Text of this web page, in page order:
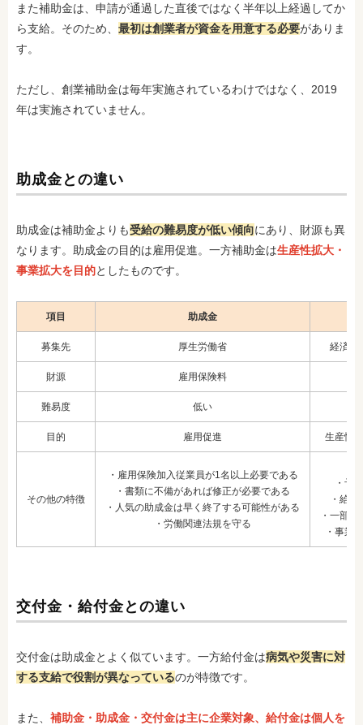
また補助金は、申請が通過した直後ではなく半年以上経過してか
ら支給。そのため、 最初は創業者が資金を用意する必要がありま
す。
ただし、創業補助金は毎年実施されているわけではなく、2019
年は実施されていません。
助成金との違い
助成金は補助金よりも受給の難易度が低い傾向にあり、財源も異
なります。助成金の目的は雇用促進。一方補助金は生産性拡大・
事業拡大を目的としたものです。
項目 助成金
募集先 厚生労働省 経済産
財源 雇用保険料
難易度 低い
目的 雇用促進 生産性
その他の特徴
・雇用保険加入従業員が1名以上必要である
・書類に不備があれば修正が必要である
・人気の助成金は早く終了する可能性がある
・労働関連法規を守る
・予
・給
・一部
・事業
交付金・給付金との違い
交付金は助成金とよく似ています。一方給付金は病気や災害に対
する支給で役割が異なっているのが特徴です。
また、 補助金・助成金・交付金は主に企業対象、給付金は個人を